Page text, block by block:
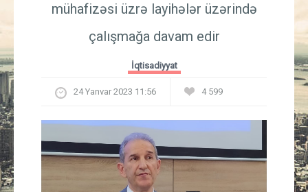
Güney Azərbaycan
Mədəniyyət
Müsahibə
mühafizəsi üzrə layihələr üzərində
çalışmağa davam edir
İqtisadiyyat
24 Yanvar 2023 11:56 4 599